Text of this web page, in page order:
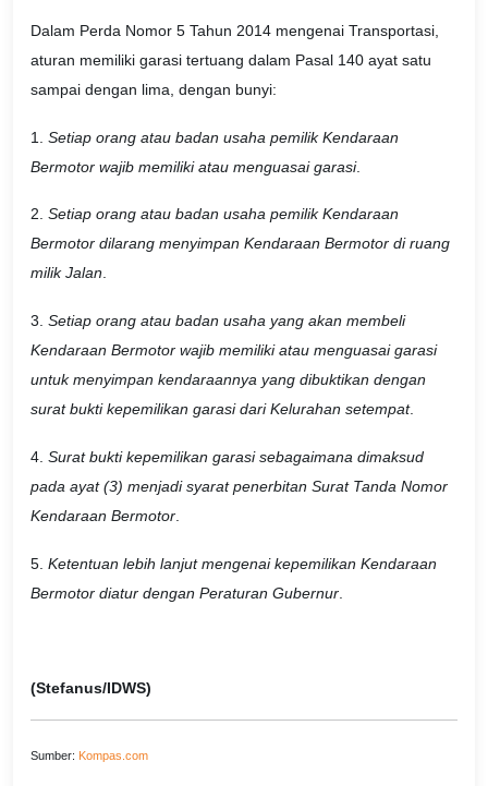
Dalam Perda Nomor 5 Tahun 2014 mengenai Transportasi,
aturan memiliki garasi tertuang dalam Pasal 140 ayat satu
sampai dengan lima, dengan bunyi:
1. Setiap orang atau badan usaha pemilik Kendaraan
Bermotor wajib memiliki atau menguasai garasi.
2. Setiap orang atau badan usaha pemilik Kendaraan
Bermotor dilarang menyimpan Kendaraan Bermotor di ruang
milik Jalan.
3. Setiap orang atau badan usaha yang akan membeli
Kendaraan Bermotor wajib memiliki atau menguasai garasi
untuk menyimpan kendaraannya yang dibuktikan dengan
surat bukti kepemilikan garasi dari Kelurahan setempat.
4. Surat bukti kepemilikan garasi sebagaimana dimaksud
pada ayat (3) menjadi syarat penerbitan Surat Tanda Nomor
Kendaraan Bermotor
5. Ketentuan lebih lanjut mengenai kepemilikan Kendaraan
Bermotor diatur dengan Peraturan Gubernur
(Stefanus/IDWS)
Sumber: Kompas.com